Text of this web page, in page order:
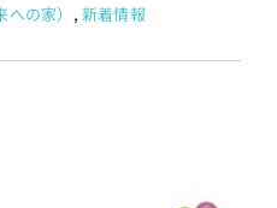
の家） ,新着情報